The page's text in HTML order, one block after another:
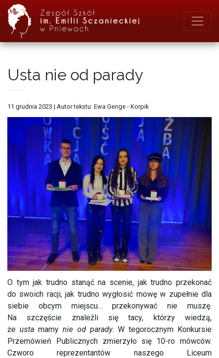
Usta nie od parady
11 grudnia 2023 | Autor tekstu: Ewa Genge - Korpik
O tym jak trudno stanąć na scenie, jak trudno przekonać
do swoich racji, jak trudno wygłosić mowę w zupełnie dla
siebie obcym miejscu… przekonywać nie muszę.
Na szczęście znaleźli się tacy, którzy wiedzą,
żeusta mamynie od parady. W tegorocznym Konkursie
Przemówień Publicznych zmierzyło się 10-ro mówców.
Czworo reprezentantów naszego Liceum